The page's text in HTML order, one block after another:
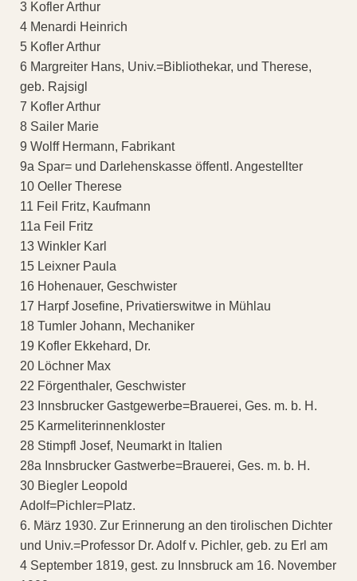
3 Kofler Arthur
4 Menardi Heinrich
5 Kofler Arthur
6 Margreiter Hans, Univ.=Bibliothekar, und Therese,
geb. Rajsigl
7 Kofler Arthur
8 Sailer Marie
9 Wolff Hermann, Fabrikant
9a Spar= und Darlehenskasse öffentl. Angestellter
10 Oeller Therese
11 Feil Fritz, Kaufmann
11a Feil Fritz
13 Winkler Karl
15 Leixner Paula
16 Hohenauer, Geschwister
17 Harpf Josefine, Privatierswitwe in Mühlau
18 Tumler Johann, Mechaniker
19 Kofler Ekkehard, Dr.
20 Löchner Max
22 Förgenthaler, Geschwister
23 Innsbrucker Gastgewerbe=Brauerei, Ges. m. b. H.
25 Karmeliterinnenkloster
28 Stimpfl Josef, Neumarkt in Italien
28a Innsbrucker Gastwerbe=Brauerei, Ges. m. b. H.
30 Biegler Leopold
Adolf=Pichler=Platz.
6. März 1930. Zur Erinnerung an den tirolischen Dichter
und Univ.=Professor Dr. Adolf v. Pichler, geb. zu Erl am
4 September 1819, gest. zu Innsbruck am 16. November